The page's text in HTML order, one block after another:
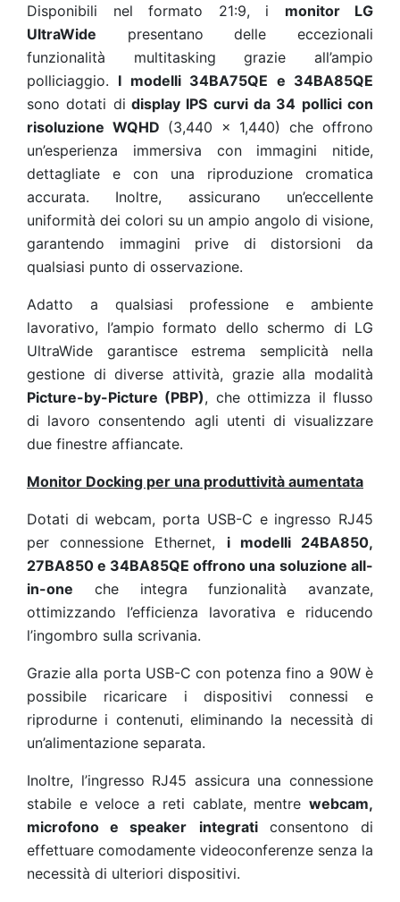
Disponibili nel formato 21:9, i monitor LG
UltraWide presentano delle eccezionali
funzionalità multitasking grazie all’ampio
polliciaggio. I modelli 34BA75QE e 34BA85QE
sono dotati di display IPS curvi da 34 pollici con
risoluzione WQHD (3,440 x 1,440) che offrono
un’esperienza immersiva con immagini nitide,
dettagliate e con una riproduzione cromatica
accurata. Inoltre, assicurano un’eccellente
uniformità dei colori su un ampio angolo di visione,
garantendo immagini prive di distorsioni da
qualsiasi punto di osservazione.
Adatto a qualsiasi professione e ambiente
lavorativo, l’ampio formato dello schermo di LG
UltraWide garantisce estrema semplicità nella
gestione di diverse attività, grazie alla modalità
Picture-by-Picture (PBP), che ottimizza il flusso
di lavoro consentendo agli utenti di visualizzare
due finestre affiancate.
Monitor Docking per una produttività aumentata
Dotati di webcam, porta USB-C e ingresso RJ45
per connessione Ethernet, i modelli 24BA850,
27BA850 e 34BA85QE offrono una soluzione all-
in-one che integra funzionalità avanzate,
ottimizzando l’efficienza lavorativa e riducendo
l’ingombro sulla scrivania.
Grazie alla porta USB-C con potenza fino a 90W è
possibile ricaricare i dispositivi connessi e
riprodurne i contenuti, eliminando la necessità di
un’alimentazione separata.
Inoltre, l’ingresso RJ45 assicura una connessione
stabile e veloce a reti cablate, mentre webcam,
microfono e speaker
integraticonsentono di
effettuare comodamente videoconferenze senza la
necessità di ulteriori dispositivi.